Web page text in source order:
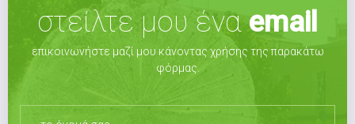
στείλτε μου έναemail
επικοινωνήστε μαζί μου κάνοντας χρήσης της παρακάτω
φόρμας.